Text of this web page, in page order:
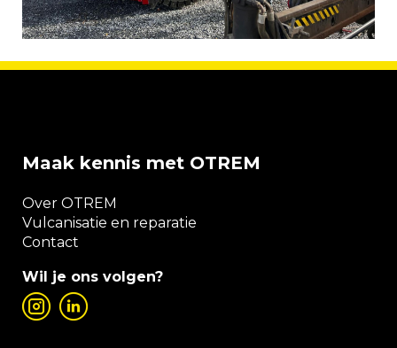
Maak kennis met OTREM
Over OTREM
Vulcanisatie en reparatie
Contact
Wil je ons volgen?